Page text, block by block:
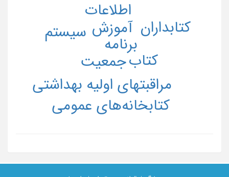
آموزش
اطلاعات
برنامه
جمعیت
سیستم
مراقبتهای اولیه بهداشتی
کتاب
کتابخانه‌های عمومی
کتابداران